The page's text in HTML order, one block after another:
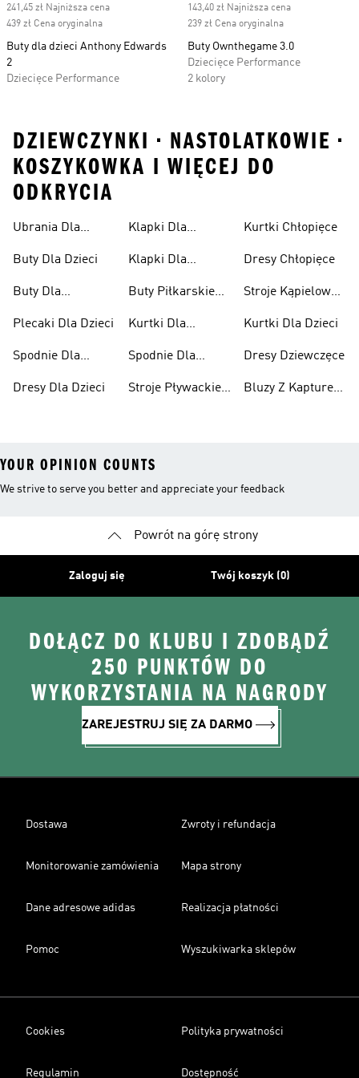
241,45 zł Najniższa cena
439 zł Cena oryginalna
Buty dla dzieci Anthony Edwards
2
Dziecięce Performance
143,40 zł Najniższa cena
239 zł Cena oryginalna
Buty Ownthegame 3.0
Dziecięce Performance
2 kolory
DZIEWCZYNKI • NASTOLATKOWIE •
KOSZYKOWKA I WIĘCEJ DO
ODKRYCIA
Ubrania Dla
Buty Dla Dzieci
Buty Dla
Plecaki Dla Dzieci
Spodnie Dla
Dresy Dla Dzieci
Klapki Dla
Klapki Dla
Buty Piłkarskie
Kurtki Dla
Spodnie Dla
Stroje Pływackie
Kurtki Chłopięce
Dresy Chłopięce
Stroje Kąpielowe
Kurtki Dla Dzieci
Dresy Dziewczęce
Bluzy Z Kapturem
YOUR OPINION COUNTS
We strive to serve you better and appreciate your feedback
Powrót na górę strony
Zaloguj się Twój koszyk (0)
DOŁĄCZ DO KLUBU I ZDOBĄDŹ
250 PUNKTÓW DO
WYKORZYSTANIA NA NAGRODY
ZAREJESTRUJ SIĘ ZA DARMO
Dostawa Zwroty i refundacja
Monitorowanie zamówienia Mapa strony
Dane adresowe adidas Realizacja płatności
Pomoc Wyszukiwarka sklepów
Cookies Polityka prywatności
Regulamin Dostępność